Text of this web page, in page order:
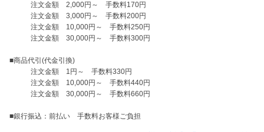
注文金額　2,000円～　手数料170円
注文金額　3,000円～　手数料200円
注文金額　10,000円～　手数料250円
注文金額　30,000円～　手数料300円
■商品代引(代金引換)
注文金額　1円～　手数料330円
注文金額　10,000円～　手数料440円
注文金額　30,000円～　手数料660円
■銀行振込：前払い　手数料お客様ご負担